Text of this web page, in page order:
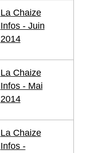
La Chaize
Infos - Juin
2014
La Chaize
Infos - Mai
2014
La Chaize
Infos -